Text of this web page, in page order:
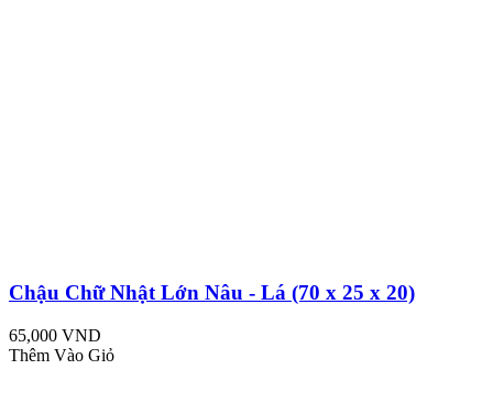
Chậu Chữ Nhật Lớn Nâu - Lá (70 x 25 x 20)
65,000 VND
Thêm Vào Giỏ